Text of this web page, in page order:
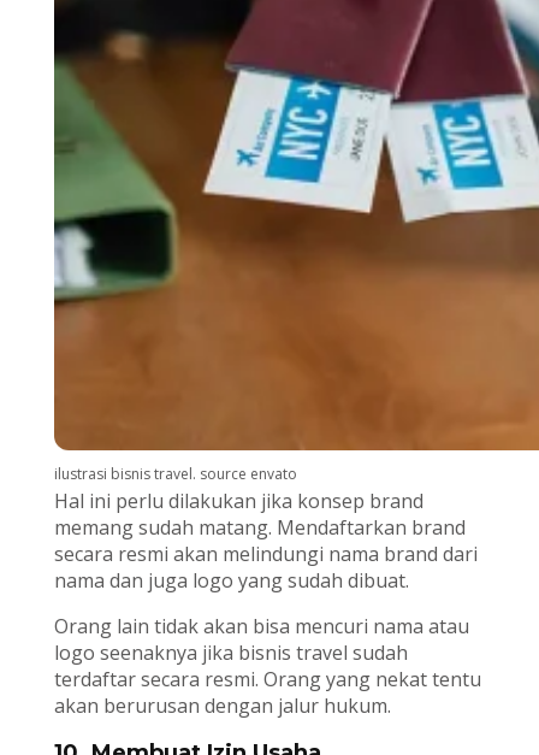
ilustrasi bisnis travel. source envato
Hal ini perlu dilakukan jika konsep brand
memang sudah matang. Mendaftarkan brand
secara resmi akan melindungi nama brand dari
nama dan juga logo yang sudah dibuat.
Orang lain tidak akan bisa mencuri nama atau
logo seenaknya jika bisnis travel sudah
terdaftar secara resmi. Orang yang nekat tentu
akan berurusan dengan jalur hukum.